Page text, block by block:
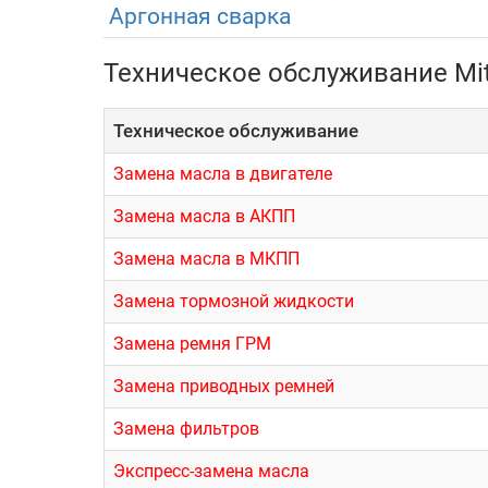
2.0, бензин, турбонаддув (220-250
2.0, дизель, турбонаддув (88-94
Что касается системы трансмиссии,
вариатор.
Эксплуатация
Автомобили серии отличаются достаточно
неплохом состоянии. Конечно, многое
качественных расходников и технических
минимальной на рынке, не рекомендуется.
Куда обратиться?
Аргонная сварка
Техническое обслуживание
Техническое обслуживание
Замена масла в двигателе
Замена масла в АКПП
Замена масла в МКПП
Замена тормозной жидкости
Замена ремня ГРМ
Замена приводных ремней
Замена фильтров
Экспресс-замена масла